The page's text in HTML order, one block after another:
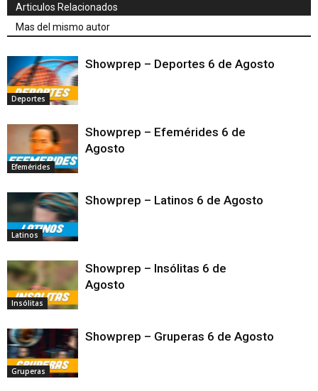
Articulos Relacionados
Mas del mismo autor
Deportes
Showprep – Deportes 6 de Agosto
Efemérides
Showprep – Efemérides 6 de
Agosto
Latinos
Showprep – Latinos 6 de Agosto
Insólitas
Showprep – Insólitas 6 de
Agosto
Gruperas
Showprep – Gruperas 6 de Agosto